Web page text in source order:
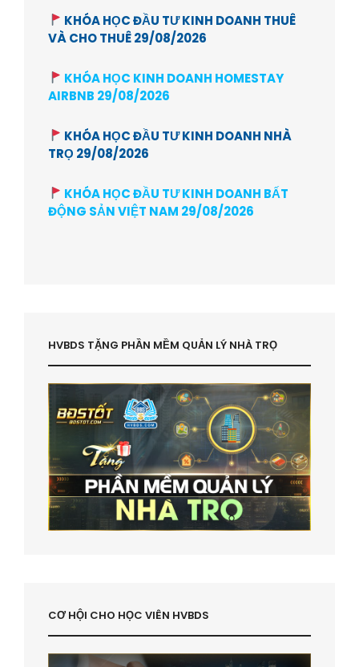
KHÓA HỌC ĐẦU TƯ KINH DOANH THUÊ
VÀ CHO THUÊ 29/08/2026
KHÓA HỌC KINH DOANH HOMESTAY
AIRBNB 29/08/2026
KHÓA HỌC ĐẦU TƯ KINH DOANH NHÀ
TRỌ 29/08/2026
KHÓA HỌC ĐẦU TƯ KINH DOANH BẤT
ĐỘNG SẢN VIỆT NAM 29/08/2026
HVBDS TẶNG PHẦN MỀM QUẢN LÝ NHÀ TRỌ
CƠ HỘI CHO HỌC VIÊN HVBDS